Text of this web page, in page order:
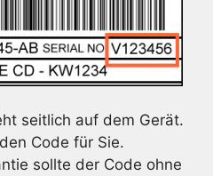
seitlich auf dem Gerät.
Code für Sie.
sollte der Code ohne